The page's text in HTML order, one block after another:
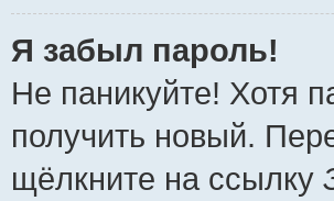
Я забыл пароль!
Не паникуйте! Хотя
получить новый.
щёлкните на ссылку